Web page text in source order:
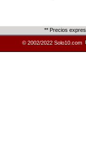
** Precios
© 2002/2022 Solo10.com